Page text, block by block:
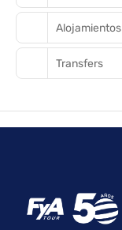
Alojamientos
Transfers